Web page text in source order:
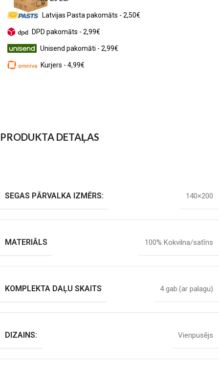
Latvijas Pasta pakomāts - 2,50€
DPD pakomāts - 2,99€
Unisend pakomāti - 2,99€
Kurjers - 4,99€
PRODUKTA DETAĻAS
SEGAS PĀRVALKA IZMĒRS: 140×200
MATERIĀLS 100% Kokvilna/satīns
KOMPLEKTA DAĻU SKAITS 4 gab.(ar palagu)
DIZAINS: Vienpusējs